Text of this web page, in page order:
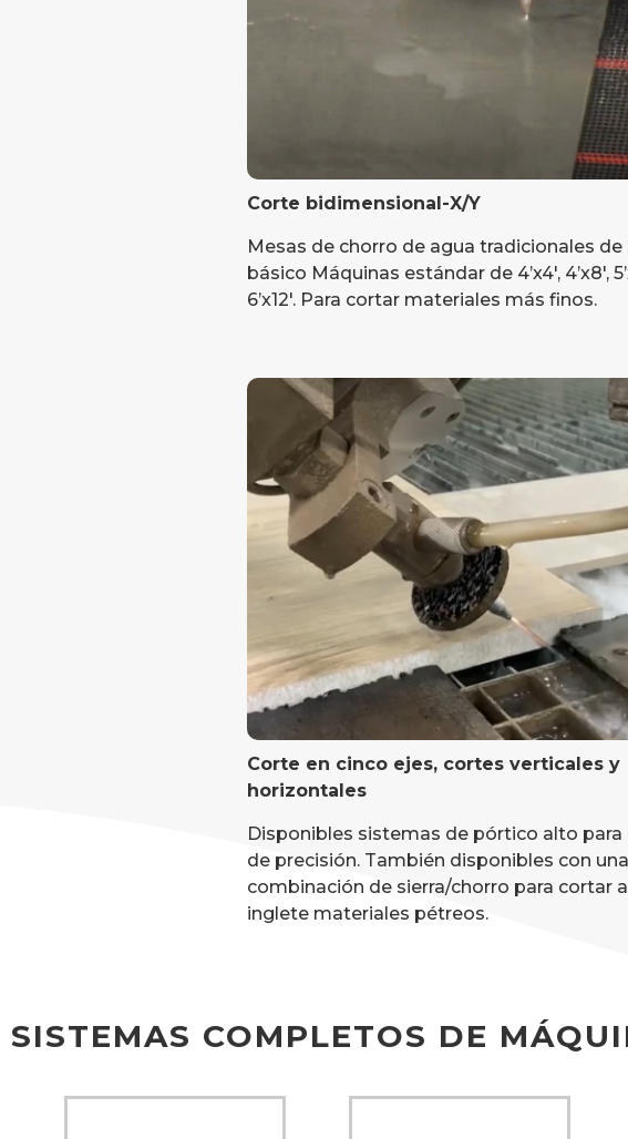
Corte bidimensional-X/Y
Mesas de chorro de agua tradicionales de
básico Máquinas estándar de 4’x4′, 4’x8′,
6’x12′. Para cortar materiales más finos.
Corte en cinco ejes, cortes verticales y
horizontales
Disponibles sistemas de pórtico alto para
de precisión. También disponibles con una
combinación de sierra/chorro para cortar a
inglete materiales pétreos.
SISTEMAS COMPLETOS DE